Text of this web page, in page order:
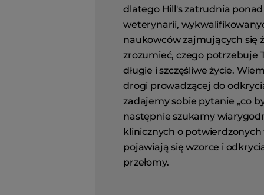
dlatego Hill's zatrudnia ponad
weterynarii,
naukowców zajmujących się
zrozumieć, czego potrzebuje
długie i szczęśliwe życie.
drogi prowadzącej do
zadajemy sobie pytanie „co
następnie szukamy
klinicznych o potwierdzonych
pojawiają się wzorce i
przełomy.